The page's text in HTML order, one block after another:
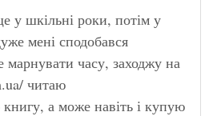
у шкільні роки, потім у
мені сподобався
часу, заходжу на
читаю
книгу, а може навіть і купую